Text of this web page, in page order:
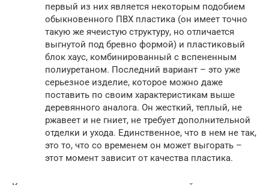
первый из них является некоторым подобием
обыкновенного ПВХ пластика (он имеет точно
такую же ячеистую структуру, но отличается
выгнутой под бревно формой) и пластиковый
блок хаус, комбинированный с вспененным
полиуретаном. Последний вариант – это уже
серьезное изделие, которое можно даже
поставить по своим характеристикам выше
деревянного аналога. Он жесткий, теплый, не
ржавеет и не гниет, не требует дополнительной
отделки и ухода. Единственное, что в нем не так,
это то, что со временем он может выгорать –
этот момент зависит от качества пластика.